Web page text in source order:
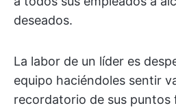
deseados.
La labor de un líder es
equipo haciéndoles sentir
recordatorio de sus puntos